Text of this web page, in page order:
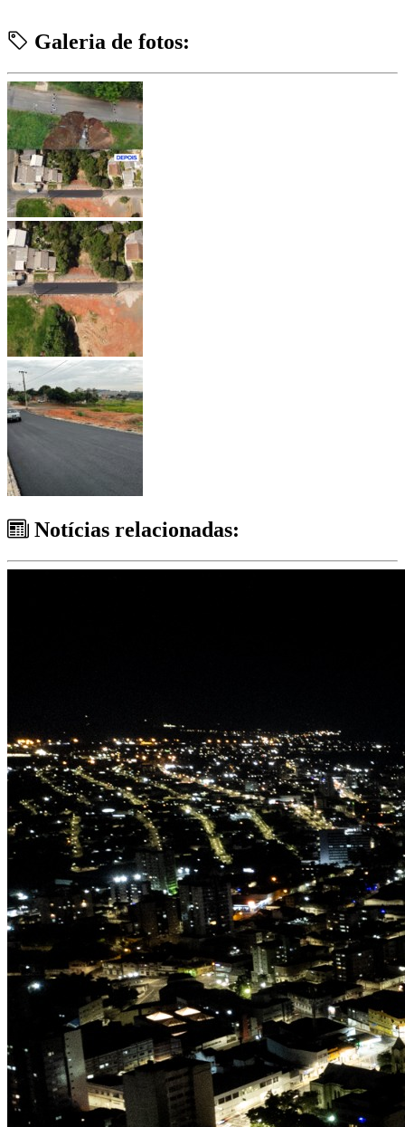
Galeria de fotos:
Notícias relacionadas: